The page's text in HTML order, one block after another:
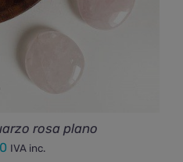
rosa plano
IVA inc.